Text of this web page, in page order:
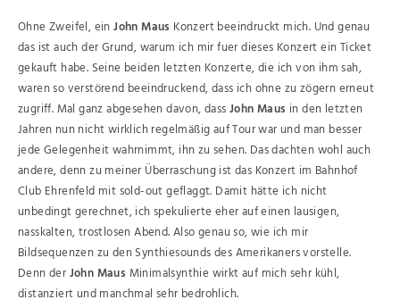
Ohne Zweifel, einJohn Maus Konzert beeindruckt mich. Und genau
das ist auch der Grund, warum ich mir fuer dieses Konzert ein Ticket
gekauft habe. Seine beiden letzten Konzerte, die ich von ihm sah,
waren so verstörend beeindruckend, dass ich ohne zu zögern erneut
zugriff. Mal ganz abgesehen davon, dassJohn Maus in den letzten
Jahren nun nicht wirklich regelmäßig auf Tour war und man besser
jede Gelegenheit wahrnimmt, ihn zu sehen. Das dachten wohl auch
andere, denn zu meiner Überraschung ist das Konzert im Bahnhof
Club Ehrenfeld mit sold-out geflaggt. Damit hätte ich nicht
unbedingt gerechnet, ich spekulierte eher auf einen lausigen,
nasskalten, trostlosen Abend. Also genau so, wie ich mir
Bildsequenzen zu den Synthiesounds des Amerikaners vorstelle.
Denn derJohn Maus Minimalsynthie wirkt auf mich sehr kühl,
distanziert und manchmal sehr bedrohlich.